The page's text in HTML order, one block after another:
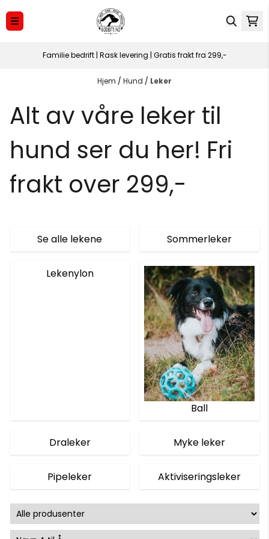
Hopp til innhold
Familie bedrift | Rask levering | Gratis frakt fra 299,-
Hjem / Hund / Leker
Alt av våre leker til
hund ser du her! Fri
frakt over 299,-
Se alle lekene Sommerleker
Lekenylon
Ball
Draleker Myke leker
Pipeleker Aktiviseringsleker